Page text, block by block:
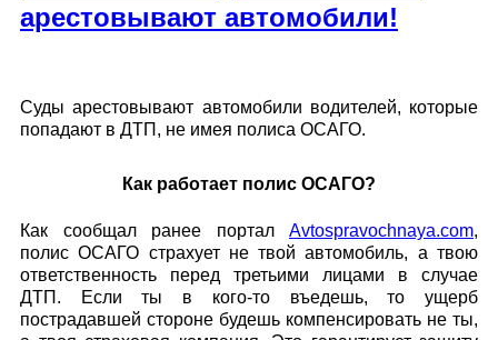
арестовывают автомобили!
Суды арестовывают автомобили водителей, которые
попадают в ДТП, не имея полиса ОСАГО.
Как работает полис ОСАГО?
Как сообщал ранее портал Avtospravochnaya.com,
полис ОСАГО страхует не твой автомобиль, а твою
ответственность перед третьими лицами в случае
ДТП. Если ты в кого-то въедешь, то ущерб
пострадавшей стороне будешь компенсировать не ты,